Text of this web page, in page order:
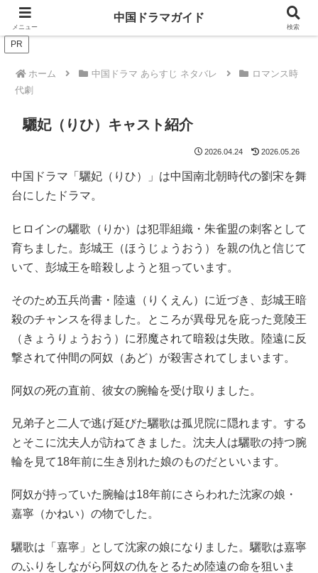
ドラマは歴史を知るともっと面白い！
PR
ホーム 中国ドラマ あらすじ ネタバレ
ロマンス時
代劇
驪妃（りひ）キャスト紹介
2026.04.24 2026.05.26
中国ドラマ「驪妃（りひ）」は中国南北朝時代の劉宋を舞
台にしたドラマ。
ヒロインの驪歌（りか）は犯罪組織・朱雀盟の刺客として
育ちました。彭城王（ほうじょうおう）を親の仇と信じて
いて、彭城王を暗殺しようと狙っています。
そのため五兵尚書・陸遠（りくえん）に近づき、彭城王暗
殺のチャンスを得ました。ところが異母兄を庇った竟陵王
（きょうりょうおう）に邪魔されて暗殺は失敗。陸遠に反
撃されて仲間の阿奴（あど）が殺害されてしまいます。
阿奴の死の直前、彼女の腕輪を受け取りました。
兄弟子と二人で逃げ延びた驪歌は孤児院に隠れます。する
とそこに沈夫人が訪ねてきました。沈夫人は驪歌の持つ腕
輪を見て18年前に生き別れた娘のものだといいます。
阿奴が持っていた腕輪は18年前にさらわれた沈家の娘・
嘉寧（かねい）の物でした。
驪歌は「嘉寧」として沈家の娘になりました。驪歌は嘉寧
のふりをしながら阿奴の仇をとるため陸遠の命を狙いま
メニュー
中国ドラマガイド
検索